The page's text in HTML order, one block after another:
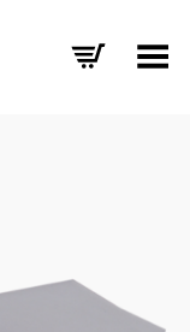
Menü umschalten